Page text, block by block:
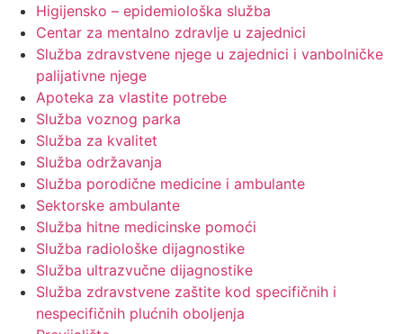
Higijensko – epidemiološka služba
Centar za mentalno zdravlje u zajednici
Služba zdravstvene njege u zajednici i vanbolničke
palijativne njege
Apoteka za vlastite potrebe
Služba voznog parka
Služba za kvalitet
Služba održavanja
Služba porodične medicine i ambulante
Sektorske ambulante
Služba hitne medicinske pomoći
Služba radiološke dijagnostike
Služba ultrazvučne dijagnostike
Služba zdravstvene zaštite kod specifičnih i
nespecifičnih plućnih oboljenja